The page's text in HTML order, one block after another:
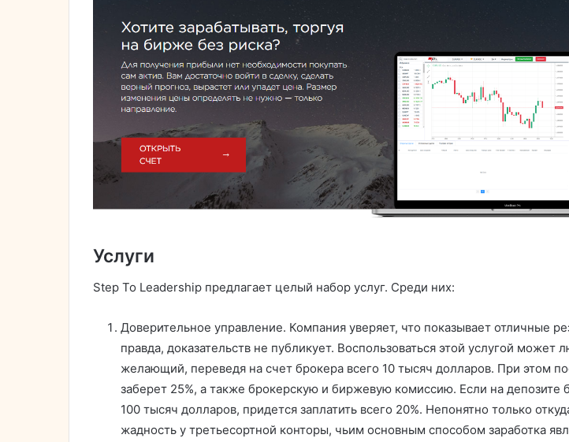
Услуги
Step To Leadership предлагает целый набор услуг. Среди них:
Доверительное управление. Компания уверяет, что показывает отличные
правда, доказательств не публикует. Воспользоваться этой услугой может
желающий, переведя на счет брокера всего 10 тысяч долларов. При этом
заберет 25%, а также брокерскую и биржевую комиссию. Если на депозите
100 тысяч долларов, придется заплатить всего 20%. Непонятно только
жадность у третьесортной конторы, чьим основным способом заработка